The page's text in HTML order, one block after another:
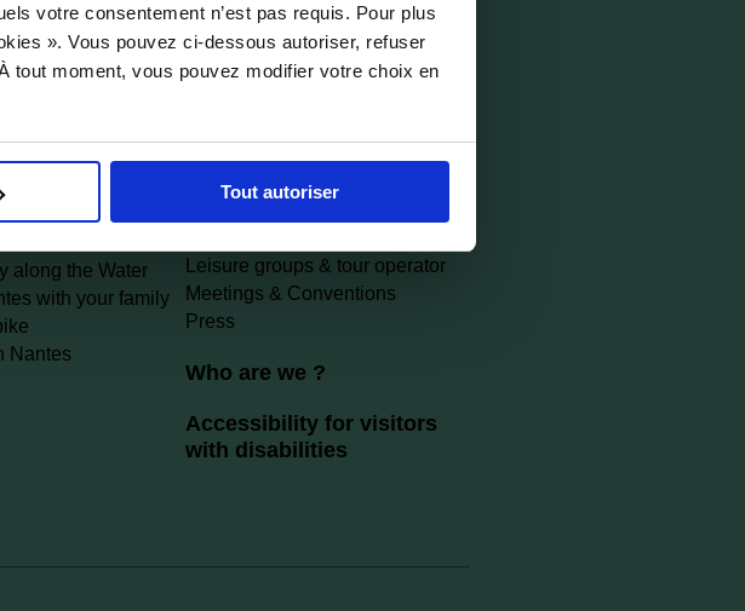
votre consentement n’est pas requis. Pour plus
». Vous pouvez ci-dessous autoriser, refuser
tout moment, vous pouvez modifier votre choix en
Tout autoriser
Voyage
<> Saint-
along the Water
with your family
Nantes
Looking for a break?
Getting around
Booking / Ticketing
Documentation
Leisure groups & tour operator
Meetings & Conventions
Press
Who are we ?
Accessibility for visitors
with disabilities